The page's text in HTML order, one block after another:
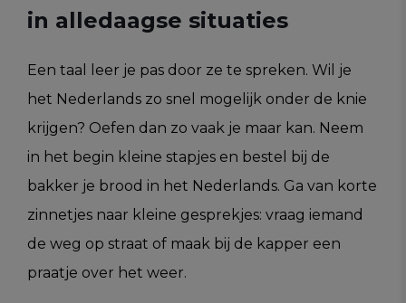
in alledaagse situaties
Een taal leer je pas door ze te spreken. Wil je
het Nederlands zo snel mogelijk onder de knie
krijgen? Oefen dan zo vaak je maar kan. Neem
in het begin kleine stapjes en bestel bij de
bakker je brood in het Nederlands. Ga van korte
zinnetjes naar kleine gesprekjes: vraag iemand
de weg op straat of maak bij de kapper een
praatje over het weer.